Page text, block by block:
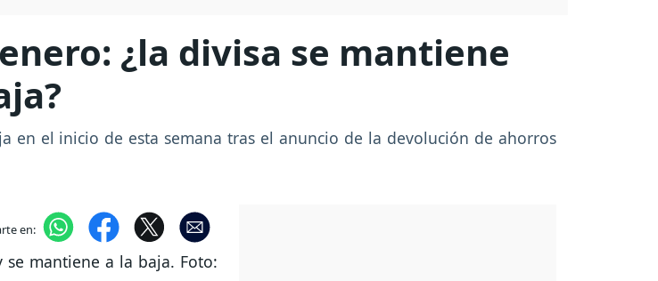
¿la divisa se mantiene
en el inicio de esta semana tras el anuncio de la devolución de ahorros
en: